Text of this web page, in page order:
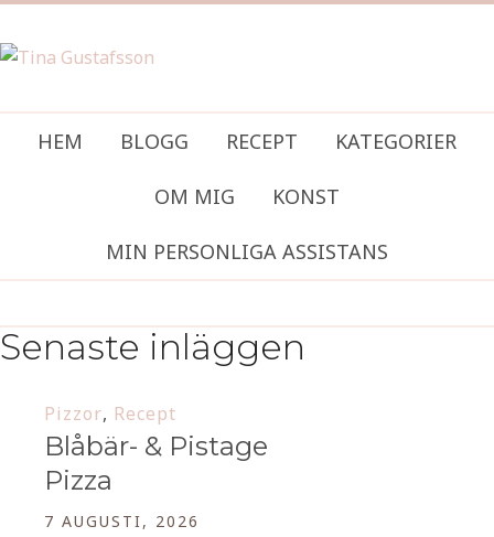
HEM BLOGG RECEPT KATEGORIER
OM MIG KONST
MIN PERSONLIGA ASSISTANS
Senaste inläggen
Pizzor, Recept
Blåbär- & Pistage
Pizza
7 AUGUSTI, 2026